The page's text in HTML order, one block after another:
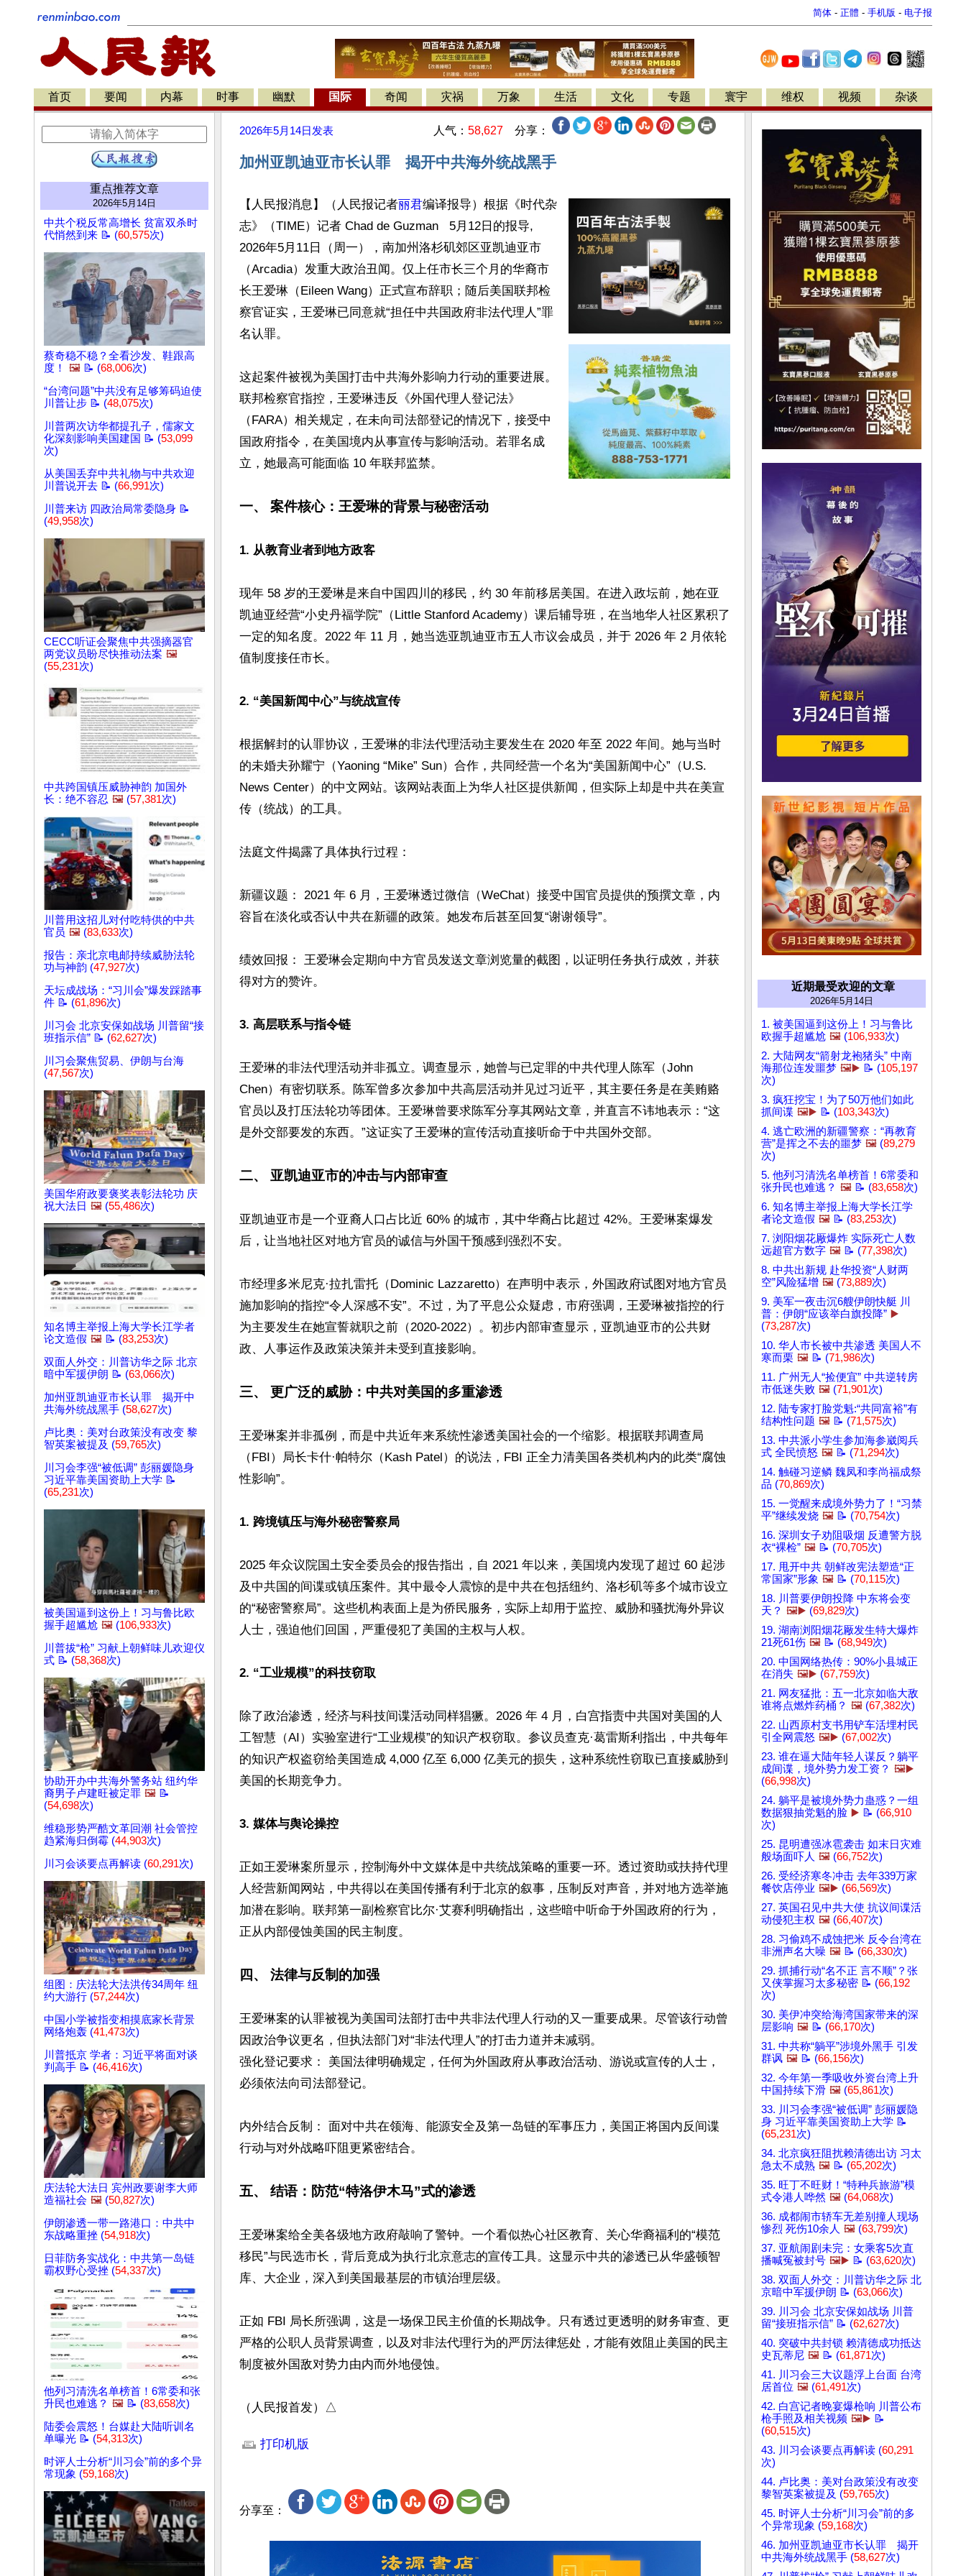
简体 - 正體 - 手机版 - 电子报
首页 要闻 内幕 时事 幽默 国际 奇闻 灾祸 万象 生活 文化 专题 寰宇 维权 视频 杂谈
重点推荐文章
2026年5月14日
中共个税反常高增长 贫富双杀时
代悄然到来 📝 (60,575次)
蔡奇稳不稳？全看沙发、鞋跟高
度！
🖼️ 📝 (68,006次)
“台湾问题”中共没有足够筹码迫使
川普让步 📝 (48,075次)
川普两次访华都提孔子，儒家文
化深刻影响美国建国 📝 (53,099
次)
从美国丢弃中共礼物与中共欢迎
川普说开去 📝 (66,991次)
川普来访 四政治局常委隐身 📝
(49,958次)
CECC听证会聚焦中共强摘器官
两党议员盼尽快推动法案 🖼️
(55,231次)
中共跨国镇压威胁神韵 加国外
长：绝不容忍 🖼️ (57,381次)
川普用这招儿对付吃特供的中共
官员 🖼️ (83,633次)
报告：亲北京电邮持续威胁法轮
功与神韵 (47,927次)
天坛成战场：“习川会”爆发踩踏事
件 📝 (61,896次)
川习会 北京安保如战场 川普留“接
班指示信” 📝 (62,627次)
川习会聚焦贸易、伊朗与台海
(47,567次)
美国华府政要褒奖表彰法轮功 庆
祝大法日 🖼️ (55,486次)
知名博主举报上海大学长江学者
论文造假 🖼️ 📝 (83,253次)
双面人外交：川普访华之际 北京
暗中军援伊朗 📝 (63,066次)
加州亚凯迪亚市长认罪 揭开中
共海外统战黑手 (58,627次)
卢比奥：美对台政策没有改变 黎
智英案被提及 (59,765次)
川习会李强“被低调” 彭丽媛隐身
习近平靠美国资助上大学 📝
(65,231次)
被美国逼到这份上！习与鲁比欧
握手超尴尬 🖼️ (106,933次)
川普拔“枪” 习献上朝鲜味儿欢迎仪
式 📝 (58,368次)
协助开办中共海外警务站 纽约华
裔男子卢建旺被定罪 🖼️ 📝
(54,698次)
维稳形势严酷文革回潮 社会管控
趋紧海归倒霉 (44,903次)
川习会谈要点再解读 (60,291次)
组图：庆法轮大法洪传34周年 纽
约大游行 (57,244次)
中国小学被指变相摸底家长背景
网络炮轰 (41,473次)
川普抵京 学者：习近平将面对谈
判高手 📝 (46,416次)
庆法轮大法日 宾州政要谢李大师
造福社会 🖼️ (50,827次)
伊朗渗透一带一路港口：中共中
东战略重挫 (54,918次)
日菲防务实战化：中共第一岛链
霸权野心受挫 (54,337次)
他列习清洗名单榜首！6常委和张
升民也难逃？ 🖼️ 📝 (83,658次)
陆委会震怒！台媒赴大陆听训名
单曝光 📝 (54,313次)
时评人士分析“川习会”前的多个异
常现象 (59,168次)
2026年5月14日 发表 人气： 58,627 分享：
加州亚凯迪亚市长认罪 揭开中共海外统战黑手
【人民报消息】（人民报记者丽君编译报导）根据《时代杂
志》（TIME）记者 Chad de Guzman   5月12日的报导,
2026年5月11日（周一），南加州洛杉矶郊区亚凯迪亚市
（Arcadia）发重大政治丑闻。仅上任市长三个月的华裔市
长王爱琳（Eileen Wang）正式宣布辞职；随后美国联邦检
察官证实，王爱琳已同意就“担任中共国政府非法代理人”罪
名认罪。
这起案件被视为美国打击中共海外影响力行动的重要进展。
联邦检察官指控，王爱琳违反《外国代理人登记法》
（FARA）相关规定，在未向司法部登记的情况下，接受中
国政府指令，在美国境内从事宣传与影响活动。若罪名成
立，她最高可能面临 10 年联邦监禁。
一、 案件核心：王爱琳的背景与秘密活动
1. 从教育业者到地方政客
现年 58 岁的王爱琳是来自中国四川的移民，约 30 年前移居美国。在进入政坛前，她在亚
凯迪亚经营“小史丹福学院”（Little Stanford Academy）课后辅导班，在当地华人社区累积了
一定的知名度。2022 年 11 月，她当选亚凯迪亚市五人市议会成员，并于 2026 年 2 月依轮
值制度接任市长。
2. “美国新闻中心”与统战宣传
根据解封的认罪协议，王爱琳的非法代理活动主要发生在 2020 年至 2022 年间。她与当时
的未婚夫孙耀宁（Yaoning “Mike” Sun）合作，共同经营一个名为“美国新闻中心”（U.S.
News Center）的中文网站。该网站表面上为华人社区提供新闻，但实际上却是中共在美宣
传（统战）的工具。
法庭文件揭露了具体执行过程：
新疆议题： 2021 年 6 月，王爱琳透过微信（WeChat）接受中国官员提供的预撰文章，内
容旨在淡化或否认中共在新疆的政策。她发布后甚至回复“谢谢领导”。
绩效回报： 王爱琳会定期向中方官员发送文章浏览量的截图，以证明任务执行成效，并获
得对方的赞许。
3. 高层联系与指令链
王爱琳的非法代理活动并非孤立。调查显示，她曾与已定罪的中共代理人陈军（John
Chen）有密切联系。陈军曾多次参加中共高层活动并见过习近平，其主要任务是在美贿赂
官员以及打压法轮功等团体。王爱琳曾要求陈军分享其网站文章，并直言不讳地表示：“这
是外交部要发的东西。”这证实了王爱琳的宣传活动直接听命于中共国外交部。
二、 亚凯迪亚市的冲击与内部审查
亚凯迪亚市是一个亚裔人口占比近 60% 的城市，其中华裔占比超过 42%。王爱琳案爆发
后，让当地社区对地方官员的诚信与外国干预感到强烈不安。
市经理多米尼克·拉扎雷托（Dominic Lazzaretto）在声明中表示，外国政府试图对地方官员
施加影响的指控“令人深感不安”。不过，为了平息公众疑虑，市府强调，王爱琳被指控的行
为主要发生在她宣誓就职之前（2020-2022）。初步内部审查显示，亚凯迪亚市的公共财
政、人事运作及政策决策并未受到直接影响。
三、 更广泛的威胁：中共对美国的多重渗透
王爱琳案并非孤例，而是中共近年来系统性渗透美国社会的一个缩影。根据联邦调查局
（FBI）局长卡什·帕特尔（Kash Patel）的说法，FBI 正全力清美国各类机构内的此类“腐蚀
性影响”。
1. 跨境镇压与海外秘密警察局
2025 年众议院国土安全委员会的报告指出，自 2021 年以来，美国境内发现了超过 60 起涉
及中共国的间谍或镇压案件。其中最令人震惊的是中共在包括纽约、洛杉矶等多个城市设立
的“秘密警察局”。这些机构表面上是为侨民服务，实际上却用于监控、威胁和骚扰海外异议
人士，强迫他们回国，严重侵犯了美国的主权与人权。
2. “工业规模”的科技窃取
除了政治渗透，经济与科技间谍活动同样猖獗。2026 年 4 月，白宫指责中共国对美国的人
工智慧（AI）实验室进行“工业规模”的知识产权窃取。参议员查克·葛雷斯利指出，中共每年
的知识产权盗窃给美国造成 4,000 亿至 6,000 亿美元的损失，这种系统性窃取已直接威胁到
美国的长期竞争力。
3. 媒体与舆论操控
正如王爱琳案所显示，控制海外中文媒体是中共统战策略的重要一环。透过资助或扶持代理
人经营新闻网站，中共得以在美国传播有利于北京的叙事，压制反对声音，并对地方选举施
加潜在影响。联邦第一副检察官比尔·艾赛利明确指出，这些暗中听命于外国政府的行为，
正从内部侵蚀美国的民主制度。
四、 法律与反制的加强
王爱琳案的认罪被视为美国司法部打击中共非法代理人行动的又一重要成果。尽管该行动曾
因政治争议更名，但执法部门对“非法代理人”的打击力道并未减弱。
强化登记要求： 美国法律明确规定，任何为外国政府从事政治活动、游说或宣传的人士，
必须依法向司法部登记。
内外结合反制： 面对中共在领海、能源安全及第一岛链的军事压力，美国正将国内反间谍
行动与对外战略吓阻更紧密结合。
五、 结语：防范“特洛伊木马”式的渗透
王爱琳案给全美各级地方政府敲响了警钟。一个看似热心社区教育、关心华裔福利的“模范
移民”与民选市长，背后竟成为执行北京意志的宣传工具。这显示中共的渗透已从华盛顿智
库、大企业，深入到美国最基层的市镇治理层级。
正如 FBI 局长所强调，这是一场保卫民主价值的长期战争。只有透过更透明的财务审查、更
严格的公职人员背景调查，以及对非法代理行为的严厉法律惩处，才能有效阻止美国的民主
制度被外国敌对势力由内而外地侵蚀。
（人民报首发）△
打印机版
分享至：
近期最受欢迎的文章
2026年5月14日
1. 被美国逼到这份上！习与鲁比
欧握手超尴尬 🖼️ (106,933次)
2. 大陆网友“箭射龙袍猪头” 中南
海那位连发噩梦 🖼️▶️ 📝 (105,197
次)
3. 疯狂挖宝！为了50万他们如此
抓间谍 🖼️▶️ 📝 (103,343次)
4. 逃亡欧洲的新疆警察：“再教育
营”是挥之不去的噩梦 🖼️ (89,279
次)
5. 他列习清洗名单榜首！6常委和
张升民也难逃？ 🖼️ 📝 (83,658次)
6. 知名博主举报上海大学长江学
者论文造假 🖼️ 📝 (83,253次)
7. 浏阳烟花厰爆炸 实际死亡人数
远超官方数字 🖼️ 📝 (77,398次)
8. 中共出新规 赴华投资“人财两
空”风险猛增 🖼️ (73,889次)
9. 美军一夜击沉6艘伊朗快艇 川
普：伊朗“应该举白旗投降” ▶️
(73,287次)
10. 华人市长被中共渗透 美国人不
寒而栗 🖼️ 📝 (71,986次)
11. 广州无人“捡便宜” 中共逆转房
市低迷失败 🖼️ (71,901次)
12. 陆专家打脸党魁:“共同富裕”有
结构性问题 🖼️ 📝 (71,575次)
13. 中共派小学生参加海参崴阅兵
式 全民愤怒 🖼️ 📝 (71,294次)
14. 触碰习逆鳞 魏凤和李尚福成祭
品 (70,869次)
15. 一觉醒来成境外势力了！“习禁
平”继续发烧 🖼️ 📝 (70,754次)
16. 深圳女子劝阻吸烟 反遭警方脱
衣“裸检” 🖼️ 📝 (70,705次)
17. 甩开中共 朝鲜改宪法塑造“正
常国家”形象 🖼️ 📝 (70,115次)
18. 川普要伊朗投降 中东将会变
天？ 🖼️▶️ (69,829次)
19. 湖南浏阳烟花厰发生特大爆炸
21死61伤 🖼️ 📝 (68,949次)
20. 中国网络热传：90%小县城正
在消失 🖼️▶️ (67,759次)
21. 网友猛批：五一北京如临大敌
谁将点燃炸药桶？ 🖼️ (67,382次)
22. 山西原村支书用铲车活埋村民
引全网震怒 🖼️▶️ (67,002次)
23. 谁在逼大陆年轻人谋反？躺平
成间谍，境外势力发工资？ 🖼️▶️
(66,998次)
24. 躺平是被境外势力蛊惑？一组
数据狠抽党魁的脸 ▶️ 📝 (66,910
次)
25. 昆明遭强冰雹袭击 如末日灾难
般场面吓人 🖼️ (66,752次)
26. 受经济寒冬冲击 去年339万家
餐饮店停业 🖼️▶️ (66,569次)
27. 英国召见中共大使 抗议间谍活
动侵犯主权 🖼️ (66,407次)
28. 习偷鸡不成蚀把米 反令台湾在
非洲声名大噪 🖼️ 📝 (66,330次)
29. 抓捕行动“名不正 言不顺”？张
又侠掌握习太多秘密 📝 (66,192
次)
30. 美伊冲突给海湾国家带来的深
层影响 🖼️ 📝 (66,170次)
31. 中共称“躺平”涉境外黑手 引发
群讽 🖼️ 📝 (66,156次)
32. 今年第一季吸收外资台湾上升
中国持续下滑 🖼️ (65,861次)
33. 川习会李强“被低调” 彭丽媛隐
身 习近平靠美国资助上大学 📝
(65,231次)
34. 北京疯狂阻扰赖清德出访 习太
急太不成熟 🖼️ 📝 (65,202次)
35. 旺丁不旺财！“特种兵旅游”模
式令港人哗然 🖼️ (64,068次)
36. 成都闹市轿车无差别撞人现场
惨烈 死伤10余人 🖼️ (63,799次)
37. 亚航闹剧未完：女乘客5次直
播喊冤被封号 🖼️▶️ 📝 (63,620次)
38. 双面人外交：川普访华之际 北
京暗中军援伊朗 📝 (63,066次)
39. 川习会 北京安保如战场 川普
留“接班指示信” 📝 (62,627次)
40. 突破中共封锁 赖清德成功抵达
史瓦蒂尼 🖼️ 📝 (61,871次)
41. 川习会三大议题浮上台面 台湾
居首位 🖼️ (61,491次)
42. 白宫记者晚宴爆枪响 川普公布
枪手照及相关视频 🖼️▶️ 📝
(60,515次)
43. 川习会谈要点再解读 (60,291
次)
44. 卢比奥：美对台政策没有改变
黎智英案被提及 (59,765次)
45. 时评人士分析“川习会”前的多
个异常现象 (59,168次)
46. 加州亚凯迪亚市长认罪 揭开
中共海外统战黑手 (58,627次)